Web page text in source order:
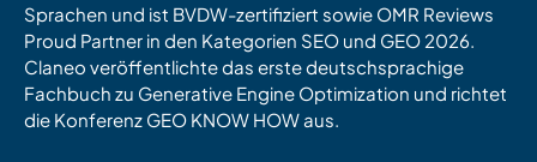
Sprachen und ist BVDW-zertifiziert sowie OMR Reviews
Proud Partner in den Kategorien SEO und GEO 2026.
Claneo veröffentlichte das erste deutschsprachige
Fachbuch zu Generative Engine Optimization und richtet
die Konferenz GEO KNOW HOW aus.